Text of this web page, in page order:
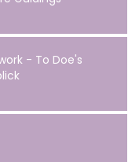
- To Doe's